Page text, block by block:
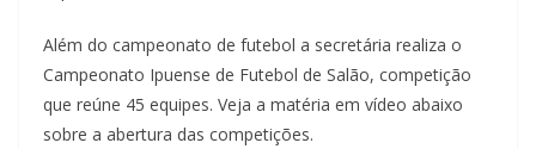
Além do campeonato de futebol a secretária realiza o
Campeonato Ipuense de Futebol de Salão, competição
que reúne 45 equipes. Veja a matéria em vídeo abaixo
sobre a abertura das competições.